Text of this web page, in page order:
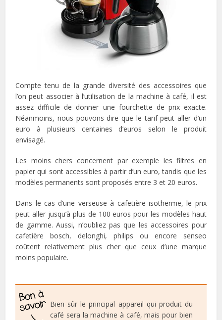
Compte tenu de la grande diversité des accessoires que
l’on peut associer à l’utilisation de la machine à café, il est
assez difficile de donner une fourchette de prix exacte.
Néanmoins, nous pouvons dire que le tarif peut aller d’un
euro à plusieurs centaines d’euros selon le produit
envisagé.
Les moins chers concernent par exemple les filtres en
papier qui sont accessibles à partir d’un euro, tandis que les
modèles permanents sont proposés entre 3 et 20 euros.
Dans le cas d’une verseuse à cafetière isotherme, le prix
peut aller jusqu’à plus de 100 euros pour les modèles haut
de gamme. Aussi, n’oubliez pas que les accessoires pour
cafetière bosch, delonghi, philips ou encore senseo
coûtent relativement plus cher que ceux d’une marque
moins populaire.
Bien sûr le principal appareil qui produit du
café sera la machine à café, mais pour bien